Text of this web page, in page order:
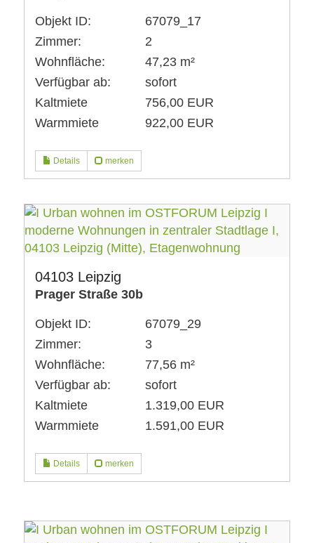
Objekt ID:
67079_17
Zimmer:
2
Wohnfläche:
47,23 m²
Verfügbar ab:
sofort
Kaltmiete
756,00 EUR
Warmmiete
922,00 EUR
Details merken
04103 Leipzig
Prager Straße 30b
Objekt ID:
67079_29
Zimmer:
3
Wohnfläche:
77,56 m²
Verfügbar ab:
sofort
Kaltmiete
1.319,00 EUR
Warmmiete
1.591,00 EUR
Details merken